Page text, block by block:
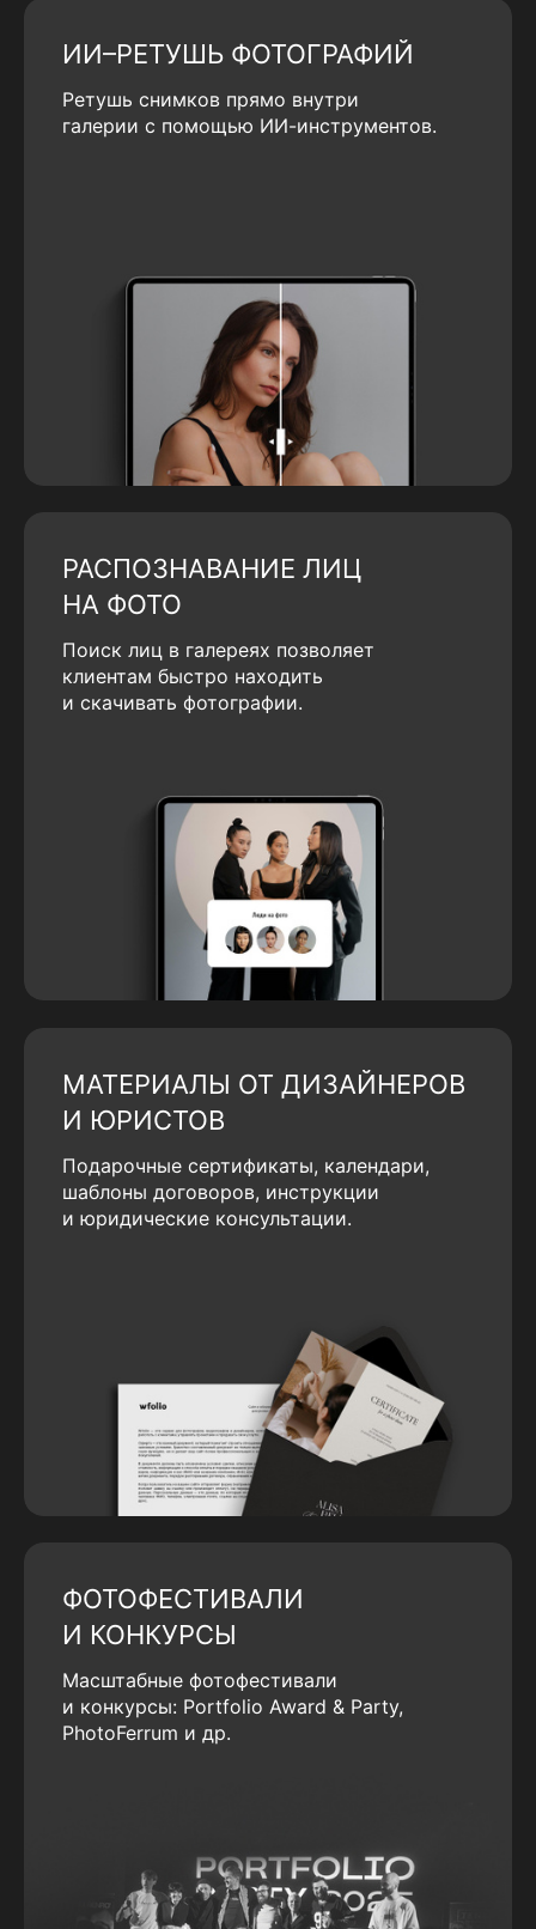
ИИ–РЕТУШЬ ФОТОГРАФИЙ
Ретушь снимков прямо внутри
галерии с помощью ИИ-инструментов.
РАСПОЗНАВАНИЕ ЛИЦ
НА ФОТО
Поиск лиц в галереях позволяет
клиентам быстро находить
и скачивать фотографии.
МАТЕРИАЛЫ ОТ ДИЗАЙНЕРОВ
И ЮРИСТОВ
Подарочные сертификаты, календари,
шаблоны договоров, инструкции
и юридические консультации.
ФОТОФЕСТИВАЛИ
И КОНКУРСЫ
Масштабные фотофестивали
и конкурсы: Portfolio Award & Party,
PhotoFerrum и др.